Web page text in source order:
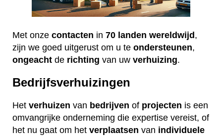
Met onze contacten in 70 landen wereldwijd,
zijn we goed uitgerust om u te ondersteunen,
ongeacht de richting van uw verhuizing.
Bedrijfsverhuizingen
Het verhuizen van bedrijven of projecten is een
omvangrijke onderneming die expertise vereist, of
het nu gaat om het verplaatsen van individuele